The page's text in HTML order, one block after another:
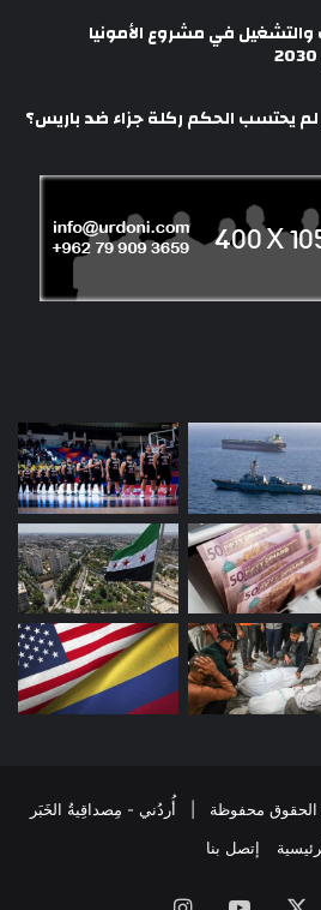
والتشغيل في مشروع الأمونيا
يحتسب الحكم ركلة جزاء ضد باريس؟
إتصل بنا